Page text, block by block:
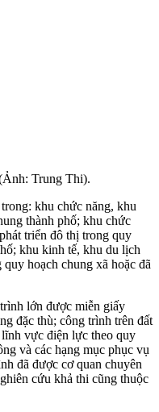
Trung Thi).
khu chức năng, khu
thành phố; khu chức
triển đô thị trong quy
khu kinh tế, khu du lịch
hoạch chung xã hoặc đã
lớn được miễn giấy
đặc thù; công trình trên đất
vực điện lực theo quy
và các hạng mục phục vụ
đã được cơ quan chuyên
cứu khả thi cũng thuộc